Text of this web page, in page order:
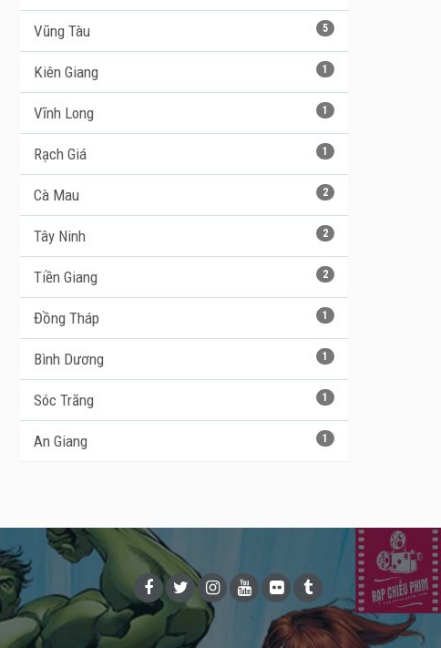
5
Vũng Tàu
1
Kiên Giang
1
Vĩnh Long
1
Rạch Giá
2
Cà Mau
2
Tây Ninh
2
Tiền Giang
1
Đồng Tháp
1
Bình Dương
1
Sóc Trăng
1
An Giang